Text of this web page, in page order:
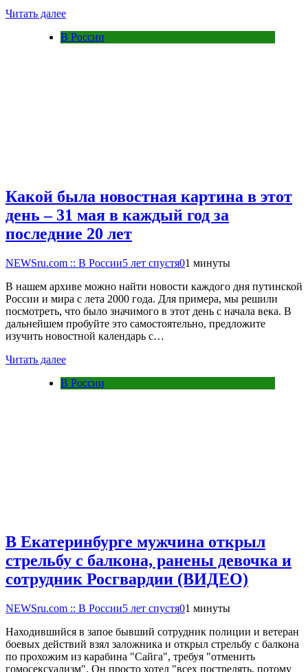
Читать далее
В России
Какой была новостная картина в этот
день – 31 мая в каждый год за
последние 20 лет
NEWSru.com :: В России5 лет спустя01 минуты
В нашем архиве можно найти новости каждого дня путинской
России и мира с лета 2000 года. Для примера, мы решили
посмотреть, что было значимого в этот день с начала века. В
дальнейшем пробуйте это самостоятельно, предложите
изучить новостной календарь с…
Читать далее
В России
В Екатеринбурге мужчина открыл
стрельбу с балкона, ранены девочка и
сотрудник Росгвардии (ВИДЕО)
NEWSru.com :: В России5 лет спустя01 минуты
Находившийся в запое бывший сотрудник полиции и ветеран
боевых действий взял заложника и открыл стрельбу с балкона
по прохожим из карабина "Сайга", требуя "отменить
гомосексуализм". Он просто хотел "всех пострелять, потому